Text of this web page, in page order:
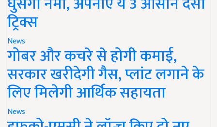
ट्रिक्स
News
गोबर और कचरे से होगी कमाई,
सरकार खरीदेगी गैस, प्लांट लगाने के
लिए मिलेगी आर्थिक सहायता
News